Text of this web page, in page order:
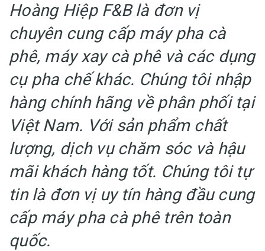
Hoàng Hiệp F&B là đơn vị
chuyên cung cấp máy pha cà
phê, máy xay cà phê và các dụng
cụ pha chế khác. Chúng tôi nhập
hàng chính hãng về phân phối tại
Việt Nam. Với sản phẩm chất
lượng, dịch vụ chăm sóc và hậu
mãi khách hàng tốt. Chúng tôi tự
tin là đơn vị uy tín hàng đầu cung
cấp máy pha cà phê trên toàn
quốc.